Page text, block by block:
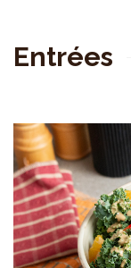
Entrées